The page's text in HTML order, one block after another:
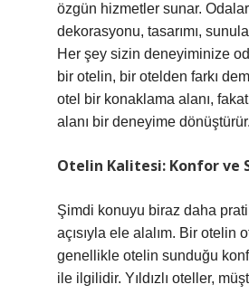
özgün hizmetler sunar.
dekorasyonu, tasarımı,
Her şey sizin deneyiminize
bir otelin, bir otelden farkı
otel bir konaklama alanı,
alanı bir deneyime dönüştürür.
Otelin Kalitesi: Konfor ve
Şimdi konuyu biraz daha
açısıyla ele alalım. Bir otelin
genellikle otelin sunduğu
ile ilgilidir. Yıldızlı oteller,